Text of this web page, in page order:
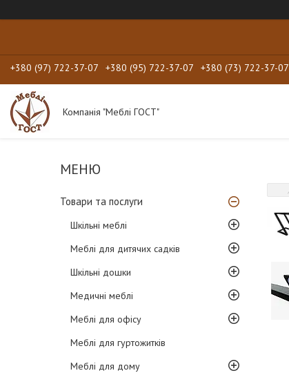
+380 (97) 722-37-07 +380 (95) 722-37-07 +380 (73) 722-37-07
Компанія "Меблі ГОСТ"
Товари та послуги
Шкільні меблі
Меблі для дитячих садків
Шкільні дошки
Медичні меблі
Меблі для офісу
Меблі для гуртожитків
Меблі для дому